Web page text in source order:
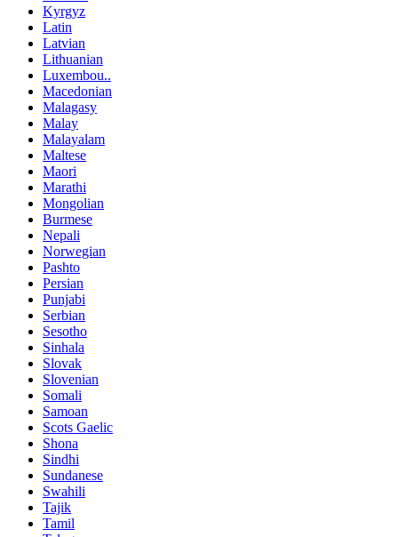
Kyrgyz
Latin
Latvian
Lithuanian
Luxembou..
Macedonian
Malagasy
Malay
Malayalam
Maltese
Maori
Marathi
Mongolian
Burmese
Nepali
Norwegian
Pashto
Persian
Punjabi
Serbian
Sesotho
Sinhala
Slovak
Slovenian
Somali
Samoan
Scots Gaelic
Shona
Sindhi
Sundanese
Swahili
Tajik
Tamil